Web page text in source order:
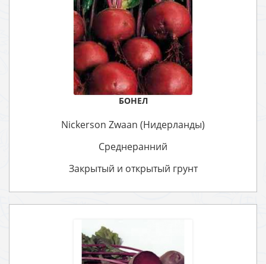
БОНЕЛ
Nickerson Zwaan (Нидерланды)
Среднеранний
Закрытый и открытый грунт